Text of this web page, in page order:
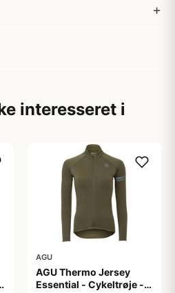
interesseret i
AGU
AGU Thermo Jersey
Essential - Cykeltrøje -